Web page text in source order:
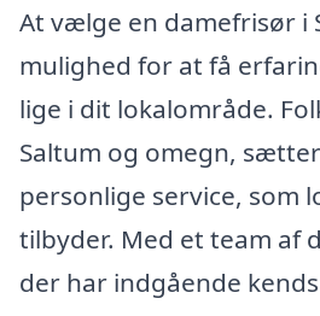
At vælge en damefrisør i
mulighed for at få
lige i dit lokalområde.
Saltum og omegn,
personlige service, som
tilbyder. Med et team af
der har indgående